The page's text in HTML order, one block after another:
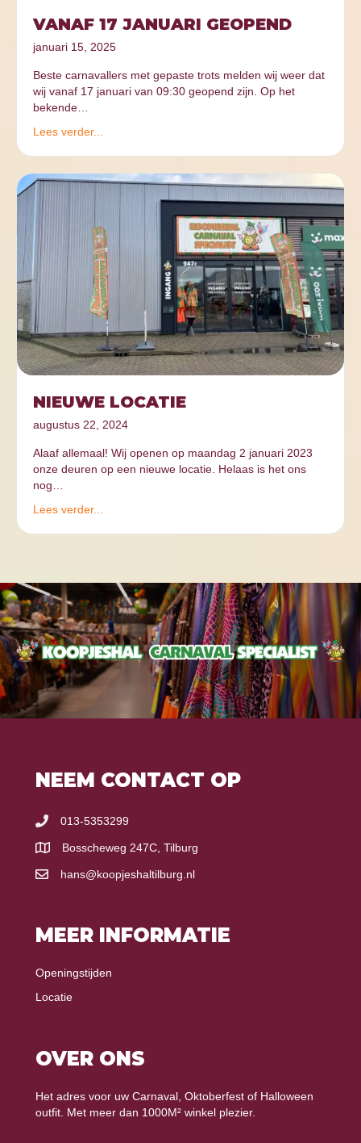
VANAF 17 JANUARI GEOPEND
januari 15, 2025
Beste carnavallers met gepaste trots melden wij weer dat
wij vanaf 17 januari van 09:30 geopend zijn. Op het
bekende…
Lees verder...
NIEUWE LOCATIE
augustus 22, 2024
Alaaf allemaal! Wij openen op maandag 2 januari 2023
onze deuren op een nieuwe locatie. Helaas is het ons
nog…
Lees verder...
NEEM CONTACT OP
013-5353299
Bosscheweg 247C, Tilburg
hans@koopjeshaltilburg.nl
MEER INFORMATIE
Openingstijden
Locatie
OVER ONS
Het adres voor uw Carnaval, Oktoberfest of Halloween
outfit. Met meer dan 1000M² winkel plezier.